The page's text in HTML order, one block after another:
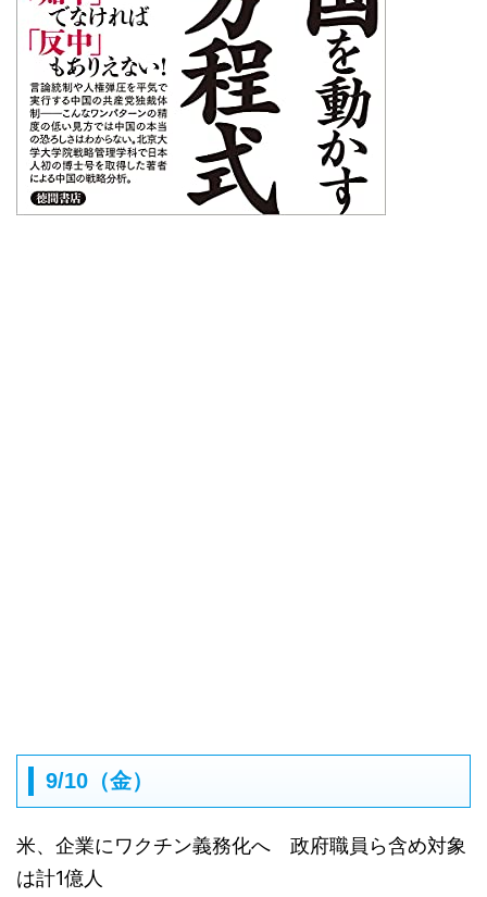
9/10（金）
米、企業にワクチン義務化へ 政府職員ら含め対象
は計1億人